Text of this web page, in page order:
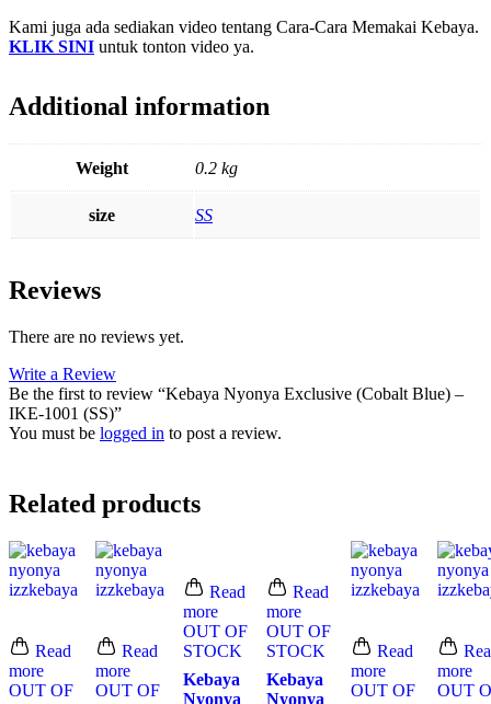
Kami juga ada sediakan video tentang Cara-Cara Memakai Kebaya.
KLIK SINI untuk tonton video ya.
Additional information
Weight 0.2 kg
size SS
Reviews
There are no reviews yet.
Write a Review
Be the first to review “Kebaya Nyonya Exclusive (Cobalt Blue) –
IKE-1001 (SS)”
You must be logged in to post a review.
Related products
Read
more
OUT OF
Read
more
OUT OF
Read
more
OUT OF
STOCK
Kebaya
Nyonya
Read
more
OUT OF
STOCK
Kebaya
Nyonya
Read
more
OUT OF
more
OUT